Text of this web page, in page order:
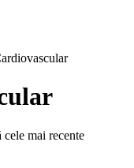
cele mai recente